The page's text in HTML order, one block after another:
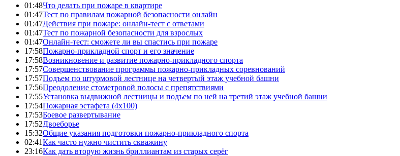
01:48Что делать при пожаре в квартире
01:47Тест по правилам пожарной безопасности онлайн
01:47Действия при пожаре: онлайн-тест с ответами
01:47Тест по пожарной безопасности для взрослых
01:47Онлайн-тест: сможете ли вы спастись при пожаре
17:58Пожарно-прикладной спорт и его значение
17:58Возникновение и развитие пожарно-прикладного спорта
17:57Совершенствование программы пожарно-прикладных соревнований
17:57Подъем по штурмовой лестнице на четвертый этаж учебной башни
17:56Преодоление стометровой полосы с препятствиями
17:55Установка выдвижной лестницы и подъем по ней на третий этаж учебной башни
17:54Пожарная эстафета (4x100)
17:53Боевое развертывание
17:52Двоеборье
15:32Общие указания подготовки пожарно-прикладного спорта
02:41Как часто нужно чистить скважину
23:16Как дать вторую жизнь бриллиантам из старых серёг